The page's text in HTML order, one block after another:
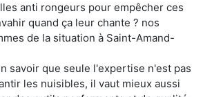
anti rongeurs pour empêcher ces
quand ça leur chante ? nos
de la situation à Saint-Amand-
savoir que seule l'expertise n'est pas
les nuisibles, il vaut mieux aussi